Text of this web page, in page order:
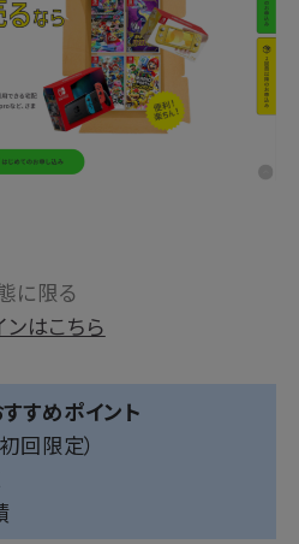
に限る
ンはこちら
すめポイント
回限定）